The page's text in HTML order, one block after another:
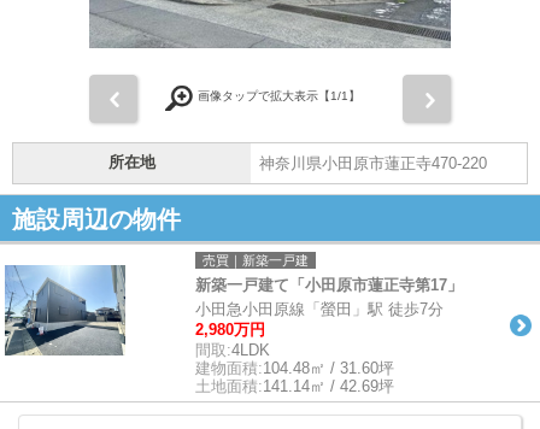
画像タップで拡大表示【1/1】
所在地 神奈川県小田原市蓮正寺470-220
施設周辺の物件
売買｜新築一戸建
新築一戸建て「小田原市蓮正寺第17」
小田急小田原線「螢田」駅 徒歩7分
2,980万円
間取:4LDK
建物面積:104.48㎡ / 31.60坪
土地面積:141.14㎡ / 42.69坪